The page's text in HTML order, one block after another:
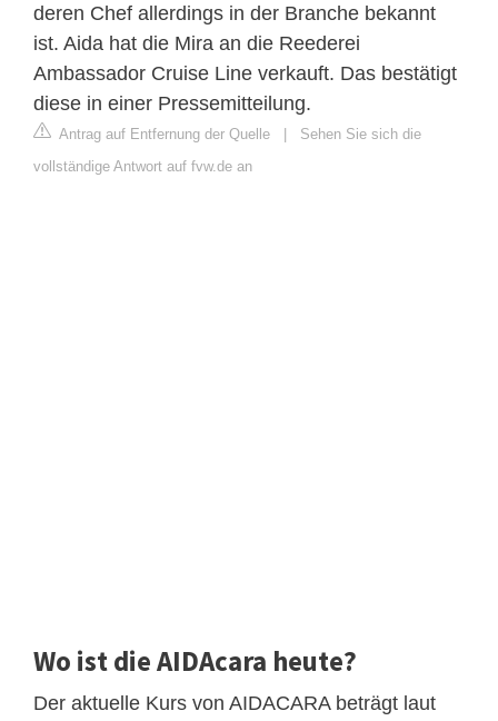
deren Chef allerdings in der Branche bekannt
ist. Aida hat die Mira an die Reederei
Ambassador Cruise Line verkauft. Das bestätigt
diese in einer Pressemitteilung.
Antrag auf Entfernung der Quelle
Sehen Sie sich die
vollständige Antwort auf fvw.de an
Wo ist die AIDAcara heute?
Der aktuelle Kurs von AIDACARA beträgt laut